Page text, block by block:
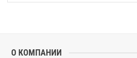
О КОМПАНИИ